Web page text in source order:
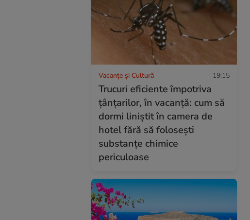
Vacanțe și Cultură 19:15
Trucuri eficiente împotriva
țânțarilor, în vacanță: cum să
dormi liniștit în camera de
hotel fără să folosești
substanțe chimice
periculoase